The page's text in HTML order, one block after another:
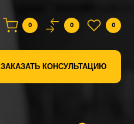
0 0 0
ЗАКАЗАТЬ КОНСУЛЬТАЦИЮ